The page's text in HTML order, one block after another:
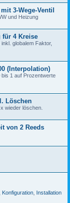
3-Wege-Ventil
und Heizung
für 4 Kreise
globalem Faktor,
(Interpolation)
bis 1 auf Prozentwerte
Löschen
wieder löschen.
von 2 Reeds
Konfiguration Installation